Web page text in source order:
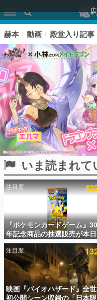
ピックアッ
電ファミのいま読まれて
アプリセール情報
インタビュー
連載・特集
殿堂入り記
SNS拡散数が
ど。多くの人
赫本 動画 殿堂入り記事
いま読まれて
注目度
『ポケモンカードゲーム』
年記念商品の抽選販売が本
時より開始。拡張パック「
CELEBRATION」のボックス
に、「プレミアムデッキセッ
エーフィ・ブラッキー」
「FUTURISTIC BOX」の計
品
注目度
映画『バイオハザード』全
初公開シーン収録の「日本限